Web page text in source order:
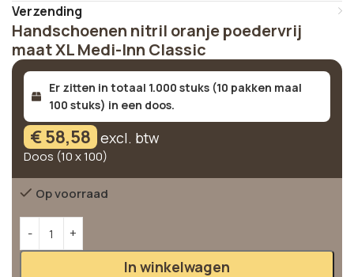
Verzending
Handschoenen nitril oranje poedervrij
maat XL Medi-Inn Classic
Er zitten in totaal 1.000 stuks (10 pakken maal
100 stuks) in een doos.
€58,58 excl. btw
Doos (10 x 100)
Op voorraad
In winkelwagen